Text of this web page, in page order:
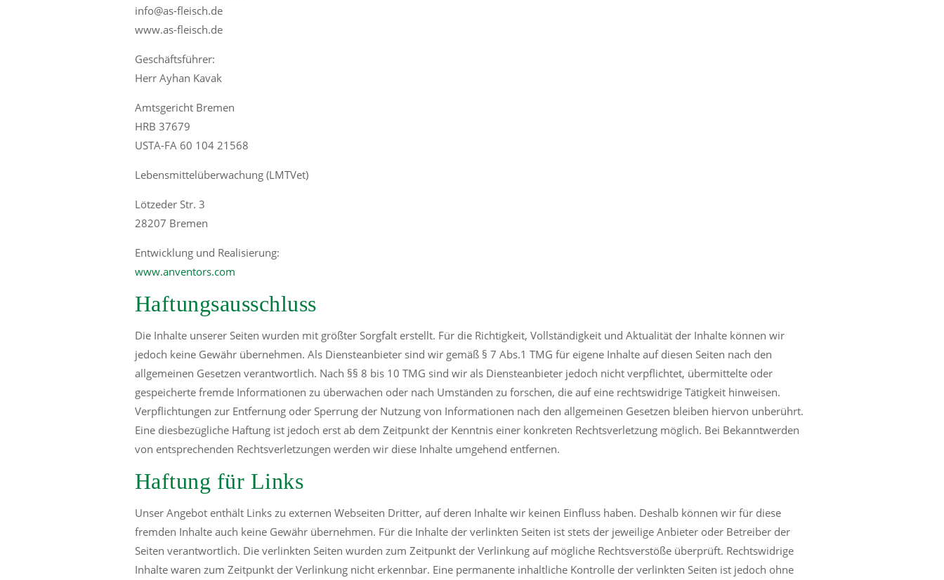
info@as-fleisch.de
www.as-fleisch.de
Geschäftsführer:
Herr Ayhan Kavak
Amtsgericht Bremen
HRB 37679
USTA-FA 60 104 21568
Lebensmittelüberwachung (LMTVet)
Lötzeder Str. 3
28207 Bremen
Entwicklung und Realisierung:
www.anventors.com
Haftungsausschluss
Die Inhalte unserer Seiten wurden mit größter Sorgfalt erstellt. Für die Richtigkeit, Vollständigkeit und Aktualität der Inhalte können wir
jedoch keine Gewähr übernehmen. Als Diensteanbieter sind wir gemäß § 7 Abs.1 TMG für eigene Inhalte auf diesen Seiten nach den
allgemeinen Gesetzen verantwortlich. Nach §§ 8 bis 10 TMG sind wir als Diensteanbieter jedoch nicht verpflichtet, übermittelte oder
gespeicherte fremde Informationen zu überwachen oder nach Umständen zu forschen, die auf eine rechtswidrige Tätigkeit hinweisen.
Verpflichtungen zur Entfernung oder Sperrung der Nutzung von Informationen nach den allgemeinen Gesetzen bleiben hiervon unberührt.
Eine diesbezügliche Haftung ist jedoch erst ab dem Zeitpunkt der Kenntnis einer konkreten Rechtsverletzung möglich. Bei Bekanntwerden
von entsprechenden Rechtsverletzungen werden wir diese Inhalte umgehend entfernen.
Haftung für Links
Unser Angebot enthält Links zu externen Webseiten Dritter, auf deren Inhalte wir keinen Einfluss haben. Deshalb können wir für diese
fremden Inhalte auch keine Gewähr übernehmen. Für die Inhalte der verlinkten Seiten ist stets der jeweilige Anbieter oder Betreiber der
Seiten verantwortlich. Die verlinkten Seiten wurden zum Zeitpunkt der Verlinkung auf mögliche Rechtsverstöße überprüft. Rechtswidrige
Inhalte waren zum Zeitpunkt der Verlinkung nicht erkennbar. Eine permanente inhaltliche Kontrolle der verlinkten Seiten ist jedoch ohne